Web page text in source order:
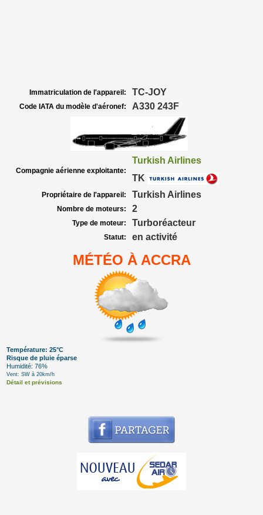
Immatriculation de l'appareil: TC-JOY
Code IATA du modèle d'aéronef: A330 243F
Compagnie aérienne exploitante:
Turkish Airlines
TK
Propriétaire de l'appareil: Turkish Airlines
Nombre de moteurs: 2
Type de moteur: Turboréacteur
Statut: en activité
MÉTÉO À ACCRA
Température: 25°C
Risque de pluie éparse
Humidité: 76%
Vent: SW à 20km/h
Détail et prévisions